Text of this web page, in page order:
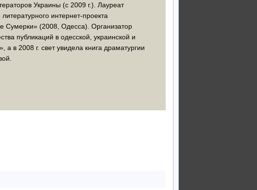
Украины (с 2009 г.). Лауреат
интернет-проекта
Сумерки» (2008, Одесса). Организатор
публикаций в одесской, украинской и
в 2008 г. свет увидела книга драматургии